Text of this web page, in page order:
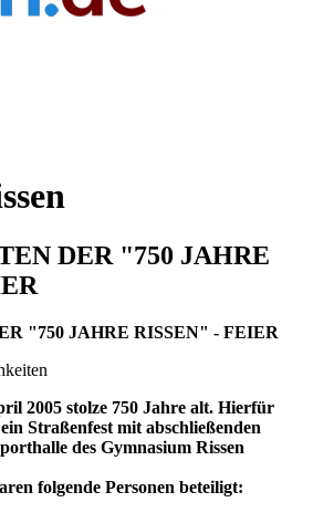
DER "750 JAHRE
"750 JAHRE RISSEN" - FEIER
2005 stolze 750 Jahre alt. Hierfür
Straßenfest mit abschließenden
des Gymnasium Rissen
folgende Personen beteiligt: